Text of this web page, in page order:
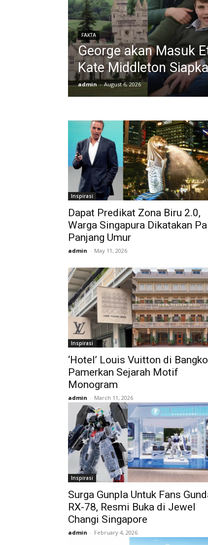
FAKTA
George akan Masuk
Kate Middleton
admin - August 6, 2026
Inspirasi
Dapat Predikat Zona Biru 2.0,
Warga Singapura Dikatakan
Panjang Umur
admin - May 11, 2026
Inspirasi
‘Hotel’ Louis Vuitton di
Pamerkan Sejarah Motif
Monogram
admin - March 11, 2026
Inspirasi
Surga Gunpla Untuk Fans
RX-78, Resmi Buka di Jewel
Changi Singapore
admin - February 4, 2026